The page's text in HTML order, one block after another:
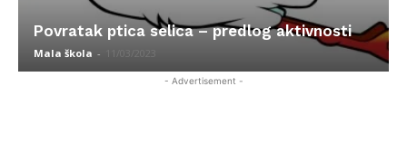
Povratak ptica selica – predlog aktivnosti
Mala škola - 11/03/2023
- Advertisement -